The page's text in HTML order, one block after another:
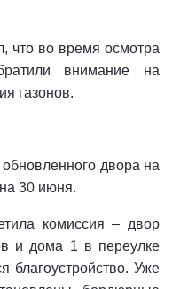
что во время осмотра
внимание на
газонов.
двора на
30 июня.
комиссия – двор
и дома 1 в переулке
благоустройство. Уже